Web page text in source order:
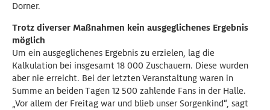
Dorner.
Trotz diverser Maßnahmen kein ausgeglichenes Ergebnis
möglich
Um ein ausgeglichenes Ergebnis zu erzielen, lag die
Kalkulation bei insgesamt 18 000 Zuschauern. Diese wurden
aber nie erreicht. Bei der letzten Veranstaltung waren in
Summe an beiden Tagen 12 500 zahlende Fans in der Halle.
„Vor allem der Freitag war und blieb unser Sorgenkind“, sagt